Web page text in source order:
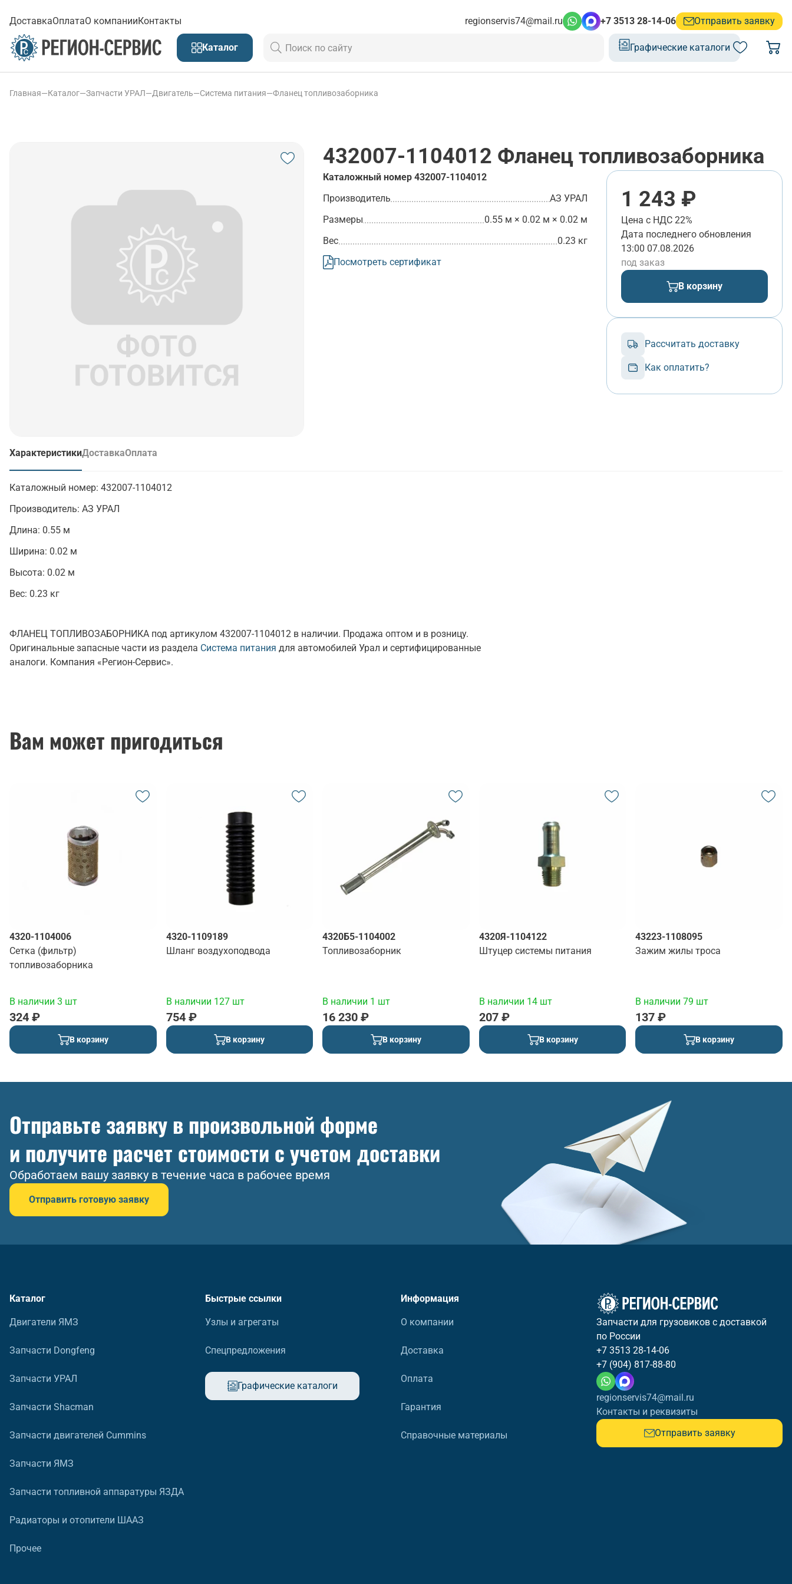
ДоставкаОплатаО компанииКонтакты regionservis74@mail.ru +7 3513 28-14-06 Отправить заявку
Каталог Графические каталоги
Главная—Каталог—Запчасти УРАЛ—Двигатель—Система питания—Фланец топливозаборника
432007-1104012 Фланец топливозаборника
Каталожный номер 432007-1104012
Производитель
АЗ УРАЛ
Размеры
0.55 м × 0.02 м × 0.02 м
Вес
0.23 кг
Посмотреть сертификат
1 243 ₽
Цена с НДС 22%
Дата последнего обновления
13:00 07.08.2026
под заказ
В корзину
Рассчитать доставку
Как оплатить?
Характеристики
(активная вкладка)
ДоставкаОплата
Каталожный номер: 432007-1104012
Производитель: АЗ УРАЛ
Длина: 0.55 м
Ширина: 0.02 м
Высота: 0.02 м
Вес: 0.23 кг
ФЛАНЕЦ ТОПЛИВОЗАБОРНИКА под артикулом 432007-1104012 в наличии. Продажа оптом и в розницу.
Оригинальные запасные части из раздела Система питания для автомобилей Урал и сертифицированные
аналоги. Компания «Регион-Сервис».
Вам может пригодиться
4320-1104006
Сетка (фильтр)
топливозаборника
В наличии 3 шт
324 ₽
В корзину
4320-1109189
Шланг воздухоподвода
В наличии 127 шт
754 ₽
В корзину
4320Б5-1104002
Топливозаборник
В наличии 1 шт
16 230 ₽
В корзину
4320Я-1104122
Штуцер системы питания
В наличии 14 шт
207 ₽
В корзину
43223-1108095
Зажим жилы троса
В наличии 79 шт
137 ₽
В корзину
Отправьте заявку в произвольной форме
и получите расчет стоимости с учетом доставки
Обработаем вашу заявку в течение часа в рабочее время
Отправить готовую заявку
Каталог
Двигатели ЯМЗ
Запчасти Dongfeng
Запчасти УРАЛ
Запчасти Shacman
Запчасти двигателей Cummins
Запчасти ЯМЗ
Запчасти топливной аппаратуры ЯЗДА
Радиаторы и отопители ШААЗ
Прочее
Быстрые ссылки
Узлы и агрегаты
Спецпредложения
Графические каталоги
Информация
О компании
Доставка
Оплата
Гарантия
Справочные материалы
Запчасти для грузовиков с доставкой
по России
+7 3513 28-14-06
+7 (904) 817-88-80
regionservis74@mail.ru
Контакты и реквизиты
Отправить заявку